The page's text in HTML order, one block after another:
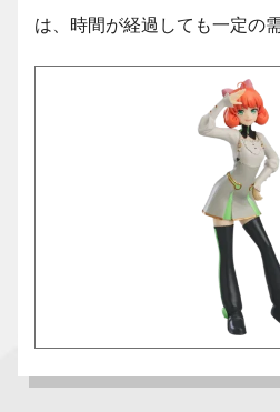
は、時間が経過しても一定の